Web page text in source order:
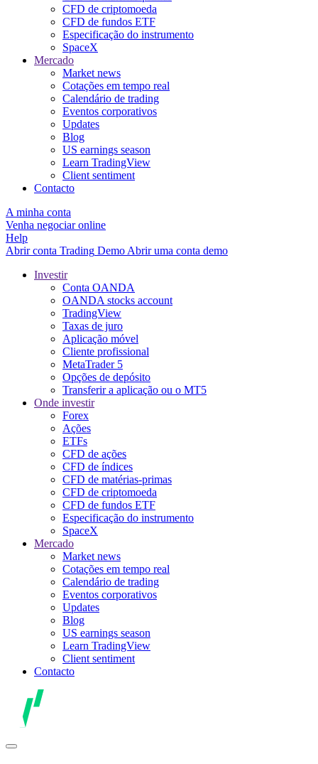
CFD de criptomoeda
CFD de fundos ETF
Especificação do instrumento
SpaceX
Mercado
Market news
Cotações em tempo real
Calendário de trading
Eventos corporativos
Updates
Blog
US earnings season
Learn TradingView
Client sentiment
Contacto
A minha conta
Venha negociar online
Help
Abrir conta Trading Demo Abrir uma conta demo
Investir
Conta OANDA
OANDA stocks account
TradingView
Taxas de juro
Aplicação móvel
Cliente profissional
MetaTrader 5
Opções de depósito
Transferir a aplicação ou o MT5
Onde investir
Forex
Ações
ETFs
CFD de ações
CFD de índices
CFD de matérias-primas
CFD de criptomoeda
CFD de fundos ETF
Especificação do instrumento
SpaceX
Mercado
Market news
Cotações em tempo real
Calendário de trading
Eventos corporativos
Updates
Blog
US earnings season
Learn TradingView
Client sentiment
Contacto